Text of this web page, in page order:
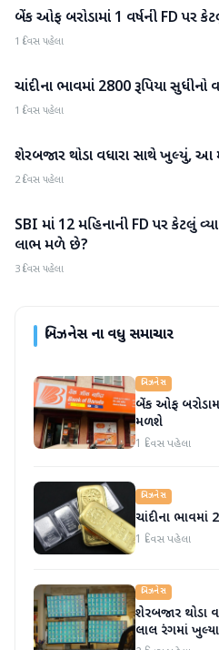
બિઝનેસ
બેંક ઓફ બરોડામાં 1 વર્ષની FD પર
1 દિવસ પહેલા
બિઝનેસ
ચાંદીના ભાવમાં 2800 રૂપિયા સુધીનો
1 દિવસ પહેલા
બિઝનેસ
શેરબજાર થોડા વધારા સાથે ખુલ્યું, આ
2 દિવસ પહેલા
બિઝનેસ
SBI માં 12 મહિનાની FD પર કેટલું
લાભ મળે છે?
3 દિવસ પહેલા
બિઝનેસના વધુ સમાચાર
બિઝનેસ
બેંક ઓફ
મળશે
1 દિવસ પહેલા
બિઝનેસ
ચાંદીના ભાવમાં
1 દિવસ પહેલા
બિઝનેસ
શેરબજાર થોડા
લાલ રંગમાં ખુલ્યા